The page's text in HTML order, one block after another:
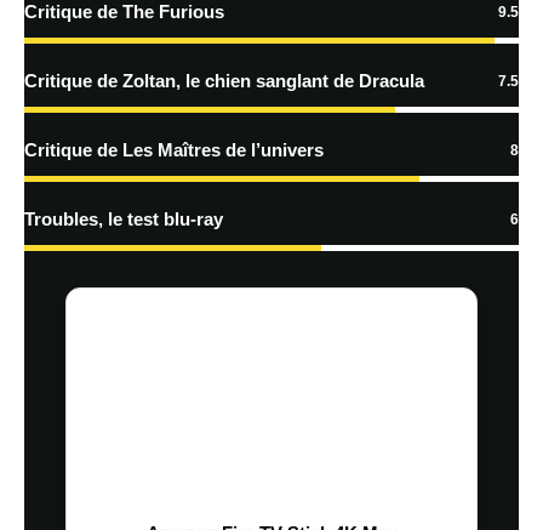
traitées
Critique de The Furious 9.5
Critique de Zoltan, le chien sanglant de Dracula 7.5
Critique de Les Maîtres de l’univers 8
Troubles, le test blu-ray 6